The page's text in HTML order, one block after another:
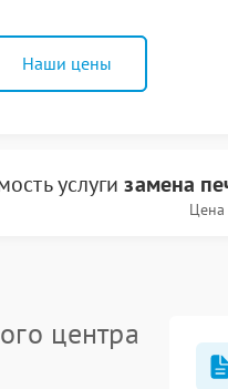
Наши цены
услугизамена
Цена
центра